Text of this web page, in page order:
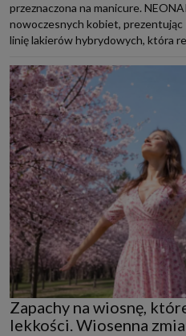
przeznaczona na manicure.
nowoczesnych kobiet, prezentując
linię lakierów hybrydowych, która
Zapachy na wiosnę,
lekkości. Wiosenna